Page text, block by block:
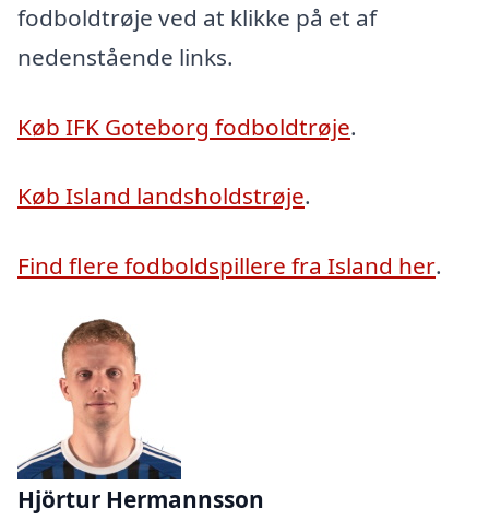
fodboldtrøje ved at klikke på et af
nedenstående links.
Køb IFK Goteborg fodboldtrøje.
Køb Island landsholdstrøje.
Find flere fodboldspillere fra Island her.
Hjörtur Hermannsson